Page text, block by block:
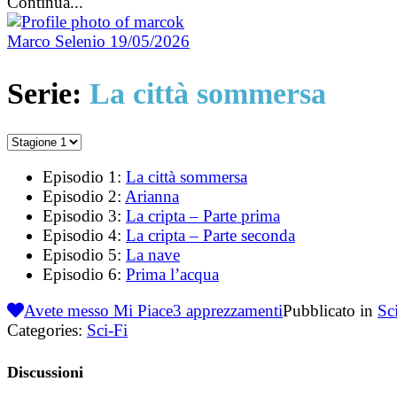
Marco Selenio 19/05/2026
Serie: La città sommersa
Episodio 1: La città sommersa
Episodio 2: Arianna
Episodio 3: La cripta – Parte prima
Episodio 4: La cripta – Parte seconda
Episodio 5: La nave
Episodio 6: Prima l’acqua
Avete messo Mi Piace3 apprezzamentiPubblicato in
Categories: Sci-Fi
Discussioni